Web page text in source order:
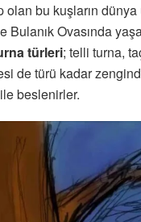
olan bu kuşların
Bulanık Ovasında
türleri; telli turna,
de türü kadar
beslenirler.